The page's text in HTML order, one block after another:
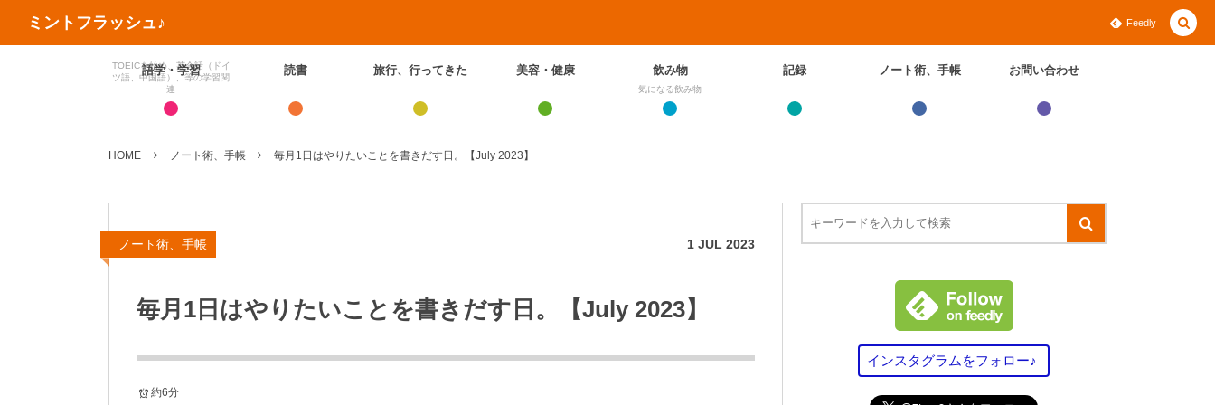
ミントフラッシュ♪ Feedly
語学・学習
TOEICを始め、英会話（ドイ
ツ語、中国語）、等の学習関
連
読書 旅行、行ってきた 美容・健康 飲み物
気になる飲み物
記録 ノート術、手帳 お問い合わせ
HOME ノート術、手帳 毎月1日はやりたいことを書きだす日。【July 2023】
ノート術、手帳 1 JUL 2023
毎月1日はやりたいことを書きだす日。【July 2023】
約6分
インスタグラムをフォロー♪